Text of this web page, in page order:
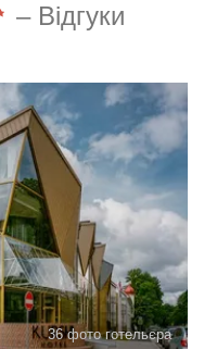
– Відгуки
36 фото готельєра